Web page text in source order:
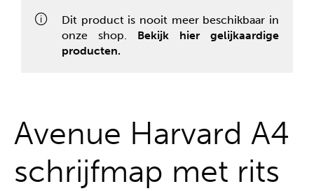
Dit product is nooit meer beschikbaar in
onze shop. Bekijk hier gelijkaardige
producten.
Avenue Harvard A4
schrijfmap met rits